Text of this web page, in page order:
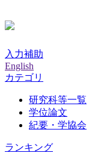
入力補助
English
カテゴリ
研究科等一覧
学位論文
紀要・学協会
ランキング